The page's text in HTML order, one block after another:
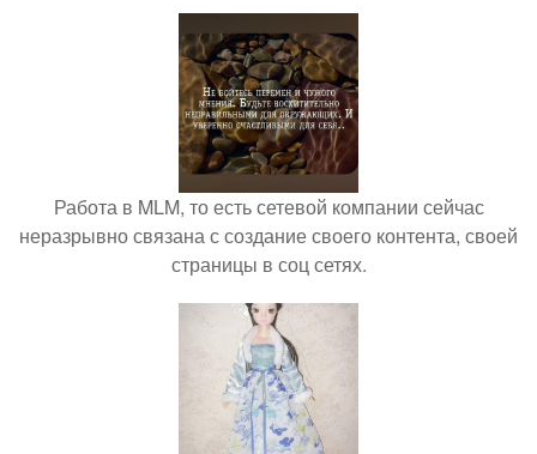
Работа в MLM, то есть сетевой компании сейчас
неразрывно связана с создание своего контента, своей
страницы в соц сетях.